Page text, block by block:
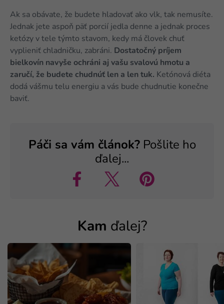
Ak sa obávate, že budete hladovať ako vlk, tak nemusíte.
Jednak jete aspoň päť porcií jedla denne a jednak proces
ketózy v tele týmto stavom, kedy má človek chuť
vyplieniť chladničku, zabráni. Dostatočný príjem
bielkovín navyše ochráni aj vašu svalovú hmotu a
zaručí, že budete chudnúť len a len tuk. Ketónová diéta
dodá vášmu telu energiu a vás bude chudnutie konečne
baviť.
Páči sa vám článok?Pošlite ho
ďalej...
Kam ďalej?